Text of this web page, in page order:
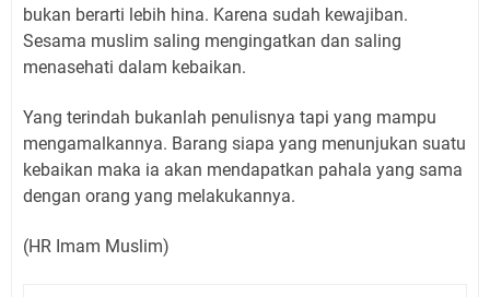
bukan berarti lebih hina. Karena sudah kewajiban.
Sesama muslim saling mengingatkan dan saling
menasehati dalam kebaikan.
Yang terindah bukanlah penulisnya tapi yang mampu
mengamalkannya. Barang siapa yang menunjukan suatu
kebaikan maka ia akan mendapatkan pahala yang sama
dengan orang yang melakukannya.
(HR Imam Muslim)